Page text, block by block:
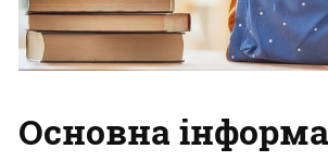
Основна